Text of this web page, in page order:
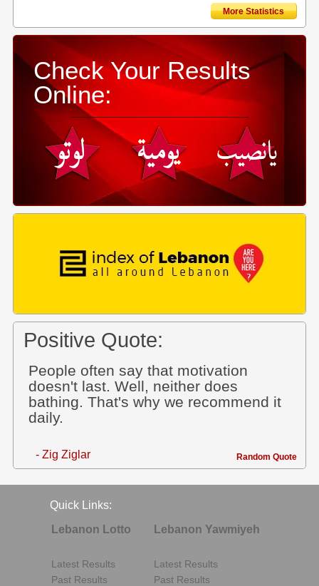
More Statistics
Check Your Results
Online:
Positive Quote:
People often say that motivation
doesn't last. Well, neither does
bathing. That's why we recommend it
daily.
- Zig Ziglar Random Quote
Quick Links:
Lebanon Lotto
Latest Results
Past Results
Lebanon Yawmiyeh
Latest Results
Past Results